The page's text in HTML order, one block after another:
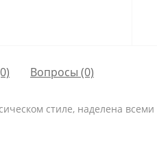
Вопросы (0)
стиле, наделена